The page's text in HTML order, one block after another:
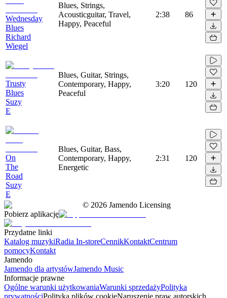
Wednesday
Blues
Richard
Wiegel
Blues, Strings,
Acousticguitar, Travel,
Happy, Peaceful
2:38 86
Trusty
Blues
Suzy
E
Blues, Guitar, Strings,
Contemporary, Happy,
Peaceful
3:20 120
On
The
Road
Suzy
E
Blues, Guitar, Bass,
Contemporary, Happy,
Energetic
2:31 120
© 2026 Jamendo Licensing
Pobierz aplikację
Przydatne linki
Katalog muzykiRadia In-storeCennikKontaktCentrum
pomocyKontakt
Jamendo
Jamendo dla artystówJamendo Music
Informacje prawne
Ogólne warunki użytkowaniaWarunki sprzedażyPolityka
prywatnościPolityka plików cookieNaruszenie praw autorskich